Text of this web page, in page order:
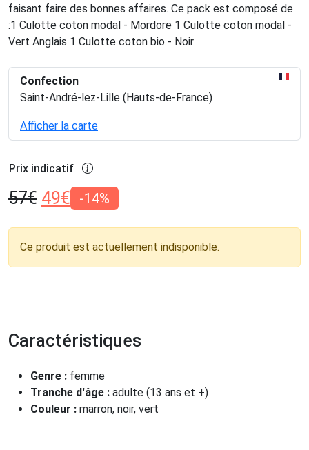
faisant faire des bonnes affaires. Ce pack est composé de
:1 Culotte coton modal - Mordore 1 Culotte coton modal -
Vert Anglais 1 Culotte coton bio - Noir
Confection
Saint-André-lez-Lille (Hauts-de-France)
Afficher la carte
Prix indicatif
57€ 49€ -14%
Ce produit est actuellement indisponible.
Caractéristiques
Genre : femme
Tranche d'âge : adulte (13 ans et +)
Couleur : marron, noir, vert